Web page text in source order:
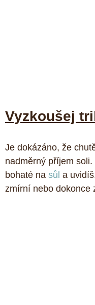
Vyzkoušej
Je dokázáno, že
nadměrný příjem
bohaté na sůl a
zmírní nebo dokonce